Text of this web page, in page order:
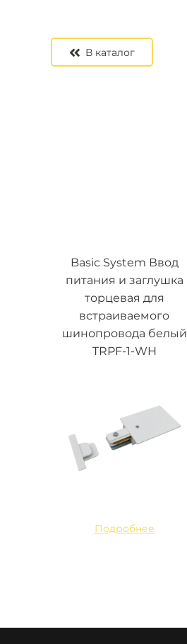
В каталог
Basic System Ввод
питания и заглушка
торцевая для
встраиваемого
шинопровода белый
TRPF-1-WH
Подробнее